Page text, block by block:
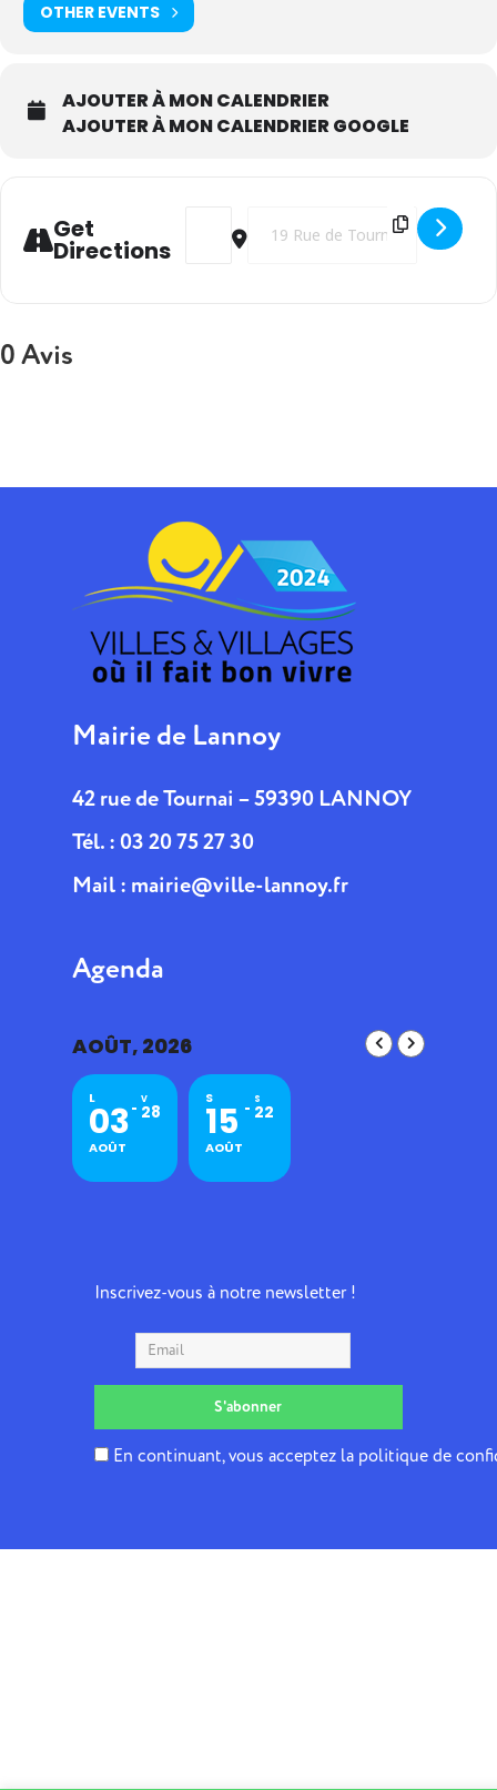
OTHER EVENTS
AJOUTER À MON CALENDRIER
AJOUTER À MON CALENDRIER GOOGLE
Get
Directions
Address - Café concert #4 [uKdLPg3bO]
Destination Address - Café
0 Avis
Mairie de Lannoy
42 rue de Tournai – 59390 LANNOY
Tél. : 03 20 75 27 30
Mail : mairie@ville-lannoy.fr
Agenda
AOÛT, 2026
L
03
AOÛT
V
28
S
15
AOÛT
S
22
Inscrivez-vous à notre newsletter !
En continuant, vous acceptez la politique de